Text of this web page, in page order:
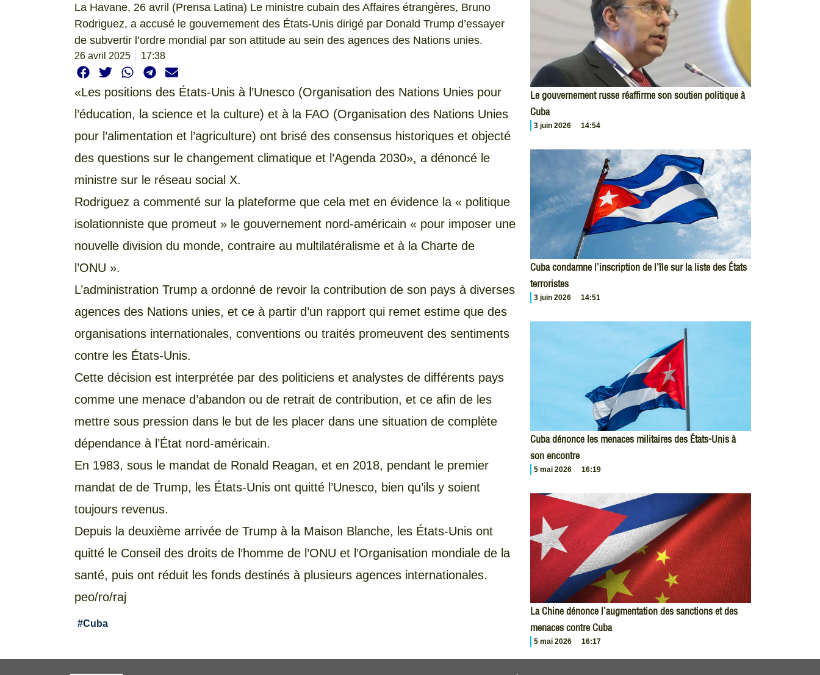
La Havane, 26 avril (Prensa Latina) Le ministre cubain des Affaires étrangères, Bruno
Rodriguez, a accusé le gouvernement des États-Unis dirigé par Donald Trump d’essayer
de subvertir l’ordre mondial par son attitude au sein des agences des Nations unies.
26 avril 2025 17:38
«Les positions des États-Unis à l’Unesco (Organisation des Nations Unies pour
l’éducation, la science et la culture) et à la FAO (Organisation des Nations Unies
pour l’alimentation et l’agriculture) ont brisé des consensus historiques et objecté
des questions sur le changement climatique et l’Agenda 2030», a dénoncé le
ministre sur le réseau social X.
Rodriguez a commenté sur la plateforme que cela met en évidence la « politique
isolationniste que promeut » le gouvernement nord-américain « pour imposer une
nouvelle division du monde, contraire au multilatéralisme et à la Charte de
l’ONU ».
L’administration Trump a ordonné de revoir la contribution de son pays à diverses
agences des Nations unies, et ce à partir d’un rapport qui remet estime que des
organisations internationales, conventions ou traités promeuvent des sentiments
contre les États-Unis.
Cette décision est interprétée par des politiciens et analystes de différents pays
comme une menace d’abandon ou de retrait de contribution, et ce afin de les
mettre sous pression dans le but de les placer dans une situation de complète
dépendance à l’État nord-américain.
En 1983, sous le mandat de Ronald Reagan, et en 2018, pendant le premier
mandat de de Trump, les États-Unis ont quitté l’Unesco, bien qu’ils y soient
toujours revenus.
Depuis la deuxième arrivée de Trump à la Maison Blanche, les États-Unis ont
quitté le Conseil des droits de l’homme de l’ONU et l’Organisation mondiale de la
santé, puis ont réduit les fonds destinés à plusieurs agences internationales.
peo/ro/raj
#Cuba
Le gouvernement russe réaffirme son soutien politique à
Cuba
3 juin 2026 14:54
Cuba condamne l’inscription de l’île sur la liste des États
terroristes
3 juin 2026 14:51
Cuba dénonce les menaces militaires des États-Unis à
son encontre
5 mai 2026 16:19
La Chine dénonce l’augmentation des sanctions et des
menaces contre Cuba
5 mai 2026 16:17